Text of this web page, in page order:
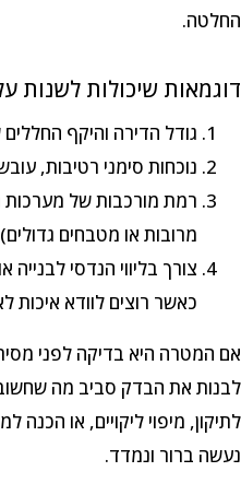
החלטה.
דוגמאות שיכולות לשנות
גודל הדירה והיקף
נוכחות סימני רטיבות,
רמת מורכבות של
מרובות או מטבחים
צורך בליווי הנדסי
כאשר רוצים לוודא איכות
אם המטרה היא בדיקה לפני
לבנות את הבדק סביב מה
לתיקון, מיפוי ליקויים, או הכנה
נעשה ברור ונמדד.